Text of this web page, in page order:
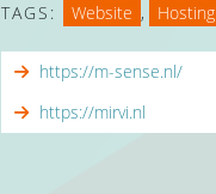
TAGS: Website , Hosting
https://m-sense.nl/
https://mirvi.nl